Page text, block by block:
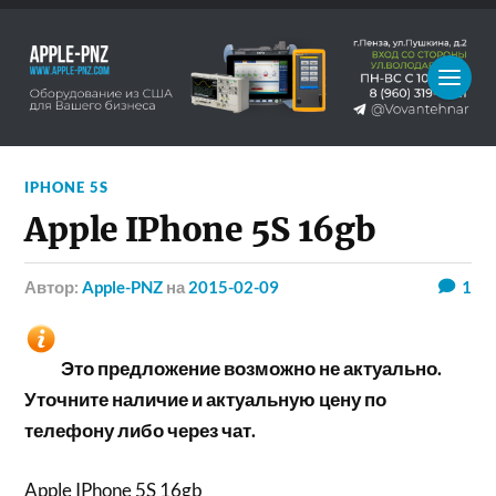
IPHONE 5S
Apple IPhone 5S 16gb
Автор:Apple-PNZ на 2015-02-09 1
Это предложение возможно не актуально.
Уточните наличие и актуальную цену по
телефону либо через чат.
Apple IPhone 5S 16gb